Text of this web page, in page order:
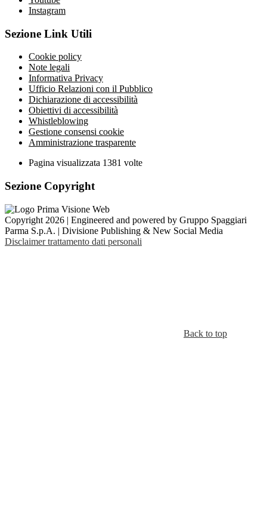
Instagram
Sezione Link Utili
Cookie policy
Note legali
Informativa Privacy
Ufficio Relazioni con il Pubblico
Dichiarazione di accessibilità
Obiettivi di accessibilità
Whistleblowing
Gestione consensi cookie
Amministrazione trasparente
Pagina visualizzata 1381 volte
Sezione Copyright
Copyright 2026 | Engineered and powered by Gruppo Spaggiari
Parma S.p.A. | Divisione Publishing & New Social Media
Disclaimer trattamento dati personali
Back to top